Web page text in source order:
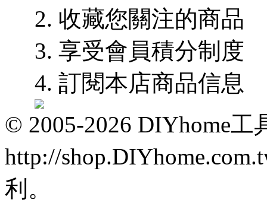
2. 收藏您關注的商品
3. 享受會員積分制度
4. 訂閱本店商品信息
© 2005-2026 DIYhome工
http://
利。